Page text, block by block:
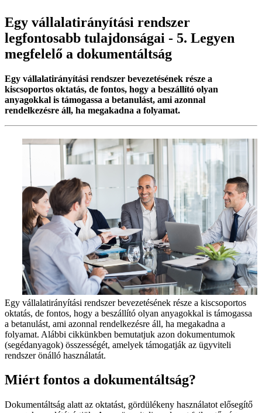
Egy vállalatirányítási rendszer
legfontosabb tulajdonságai - 5. Legyen
megfelelő a dokumentáltság
Egy vállalatirányítási rendszer bevezetésének része a
kiscsoportos oktatás, de fontos, hogy a beszállító olyan
anyagokkal is támogassa a betanulást, ami azonnal
rendelkezésre áll, ha megakadna a folyamat.
Egy vállalatirányítási rendszer bevezetésének része a kiscsoportos
oktatás, de fontos, hogy a beszállító olyan anyagokkal is támogassa
a betanulást, ami azonnal rendelkezésre áll, ha megakadna a
folyamat. Alábbi cikkünkben bemutatjuk azon dokumentumok
(segédanyagok) összességét, amelyek támogatják az ügyviteli
rendszer önálló használatát.
Miért fontos a dokumentáltság?
Dokumentáltság alatt az oktatást, gördülékeny használatot elősegítő